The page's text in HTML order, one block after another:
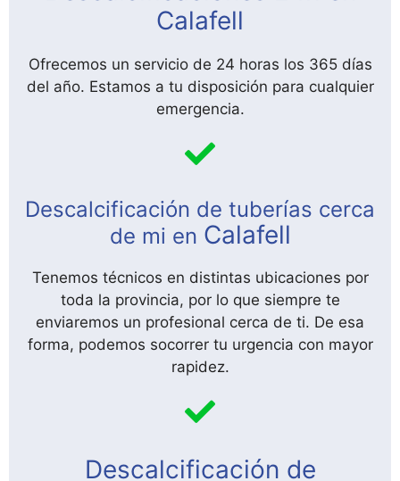
Calafell
Ofrecemos un servicio de 24 horas los 365 días
del año. Estamos a tu disposición para cualquier
emergencia.
Descalcificación de tuberías cerca
de mi en Calafell
Tenemos técnicos en distintas ubicaciones por
toda la provincia, por lo que siempre te
enviaremos un profesional cerca de ti. De esa
forma, podemos socorrer tu urgencia con mayor
rapidez.
Descalcificación de